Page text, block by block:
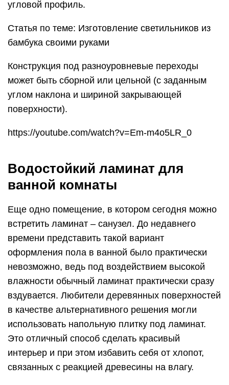
угловой профиль.
Статья по теме: Изготовление светильников из
бамбука своими руками
Конструкция под разноуровневые переходы
может быть сборной или цельной (с заданным
углом наклона и шириной закрывающей
поверхности).
https://youtube.com/watch?v=Em-m4o5LR_0
Водостойкий ламинат для
ванной комнаты
Еще одно помещение, в котором сегодня можно
встретить ламинат – санузел. До недавнего
времени представить такой вариант
оформления пола в ванной было практически
невозможно, ведь под воздействием высокой
влажности обычный ламинат практически сразу
вздувается. Любители деревянных поверхностей
в качестве альтернативного решения могли
использовать напольную плитку под ламинат.
Это отличный способ сделать красивый
интерьер и при этом избавить себя от хлопот,
связанных с реакцией древесины на влагу.